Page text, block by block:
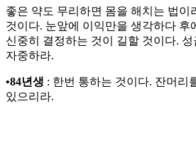
좋은 약도 무리하면 몸을 해치는 법이
것이다. 눈앞에 이익만을 생각하다 후
신중히 결정하는 것이 길할 것이다. 성
자중하라.
•84년생 : 한번 통하는 것이다. 잔머리
있으리라.